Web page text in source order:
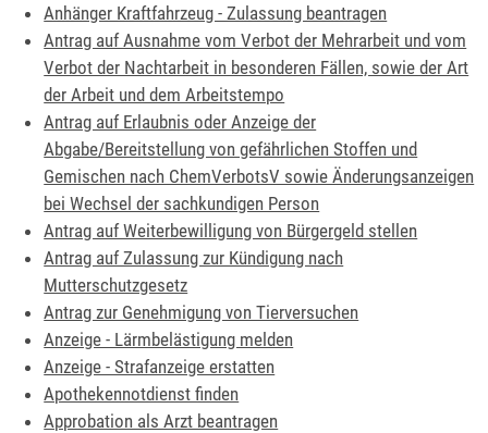
Anhänger Kraftfahrzeug - Zulassung beantragen
Antrag auf Ausnahme vom Verbot der Mehrarbeit und vom
Verbot der Nachtarbeit in besonderen Fällen, sowie der Art
der Arbeit und dem Arbeitstempo
Antrag auf Erlaubnis oder Anzeige der
Abgabe/Bereitstellung von gefährlichen Stoffen und
Gemischen nach ChemVerbotsV sowie Änderungsanzeigen
bei Wechsel der sachkundigen Person
Antrag auf Weiterbewilligung von Bürgergeld stellen
Antrag auf Zulassung zur Kündigung nach
Mutterschutzgesetz
Antrag zur Genehmigung von Tierversuchen
Anzeige - Lärmbelästigung melden
Anzeige - Strafanzeige erstatten
Apothekennotdienst finden
Approbation als Arzt beantragen